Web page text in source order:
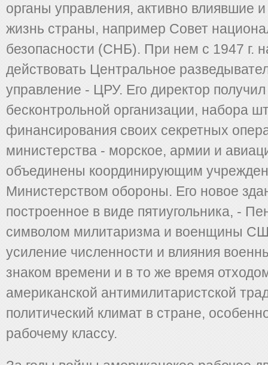
органы управления, активно влиявшие
жизнь страны, например Совет
безопасности (СНБ). При нем с 1947 г.
действовать Центральное
управление - ЦРУ. Его директор
бесконтрольной организации, набора
финансирования своих секретных
министерства - морское, армии и
объединены координирующим
Министерством обороны. Его новое
построенное в виде пятиугольника, -
символом милитаризма и военщины
усиление численности и влияния
знаком времени и в то же время
американской антимилитаристской
политический климат в стране,
рабочему классу.